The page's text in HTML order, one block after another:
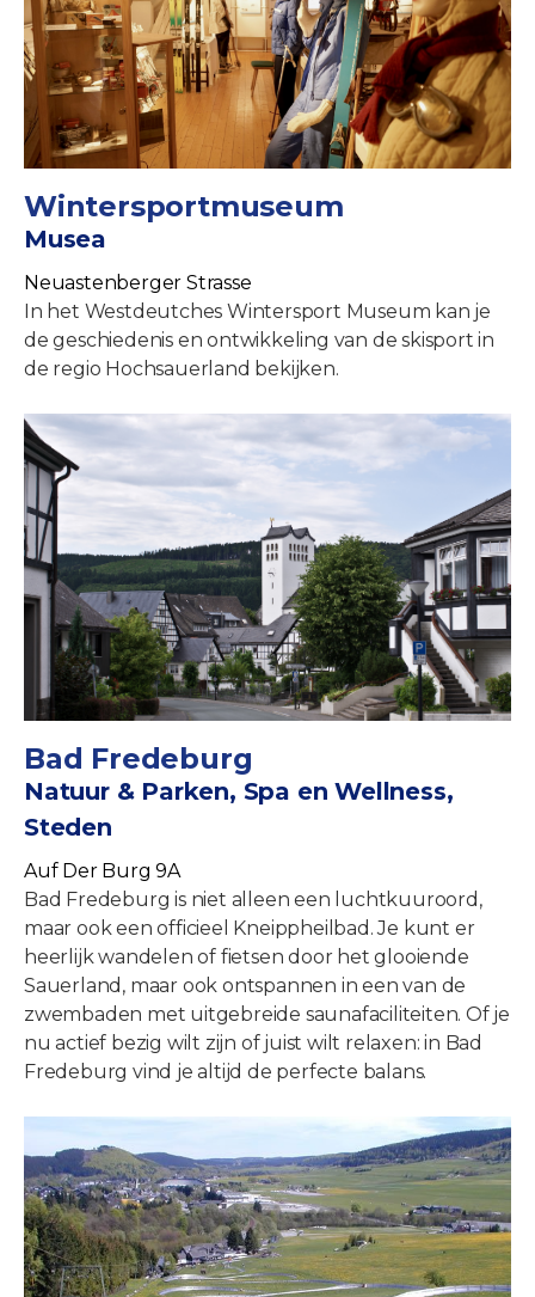
Wintersportmuseum
Musea
Neuastenberger Strasse
In het Westdeutches Wintersport Museum kan je
de geschiedenis en ontwikkeling van de skisport in
de regio Hochsauerland bekijken.
Bad Fredeburg
Natuur & Parken, Spa en Wellness,
Steden
Auf Der Burg 9A
Bad Fredeburg is niet alleen een luchtkuuroord,
maar ook een officieel Kneippheilbad. Je kunt er
heerlijk wandelen of fietsen door het glooiende
Sauerland, maar ook ontspannen in een van de
zwembaden met uitgebreide saunafaciliteiten. Of je
nu actief bezig wilt zijn of juist wilt relaxen: in Bad
Fredeburg vind je altijd de perfecte balans.